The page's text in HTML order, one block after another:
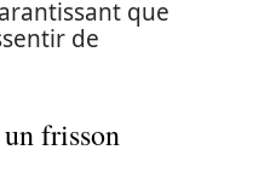
que
de
frisson